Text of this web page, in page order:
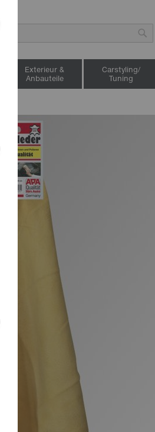
Exterieur &
Anbauteile
Carstyling/
Tuning